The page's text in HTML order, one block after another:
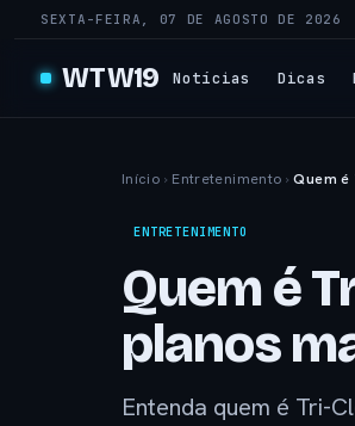
SEXTA-FEIRA, 07 DE AGOSTO DE 2026
WTW19 Notícias Dicas
Início › Entretenimento › Quem é
ENTRETENIMENTO
Quem é
planos
Entenda quem é Tri-